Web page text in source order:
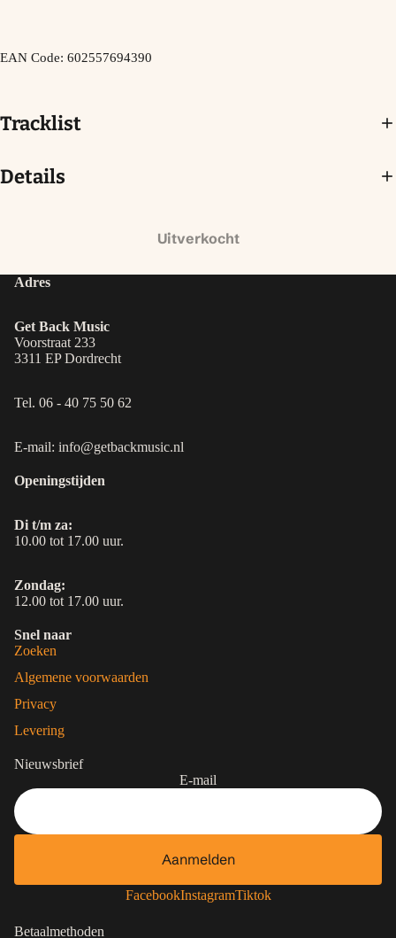
EAN Code: 602557694390
Tracklist
Details
Uitverkocht
Adres
Get Back Music
Voorstraat 233
3311 EP Dordrecht
Tel. 06 - 40 75 50 62
E-mail: info@getbackmusic.nl
Openingstijden
Di t/m za:
10.00 tot 17.00 uur.
Zondag:
12.00 tot 17.00 uur.
Snel naar
Zoeken
Algemene voorwaarden
Privacy
Levering
Nieuwsbrief
E-mail
Aanmelden
FacebookInstagramTiktok
Betaalmethoden
Privacybeleid